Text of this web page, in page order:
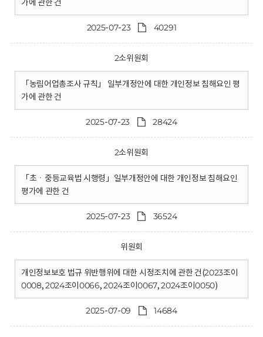
가에 관한 건
2025-07-23 40291
2소위원회
「농림어업총조사 규칙」 일부개정안에 대한 개인정보 침해요인 평
가에 관한 건
2025-07-23 28424
2소위원회
「초ㆍ중등교육법 시행령」일부개정안에 대한 개인정보 침해요인
평가에 관한 건
2025-07-23 36524
위원회
개인정보보호 법규 위반행위에 대한 시정조치에 관한 건(2023조이
0008, 2024조이0066, 2024조이0067, 2024조이0050)
2025-07-09 14684